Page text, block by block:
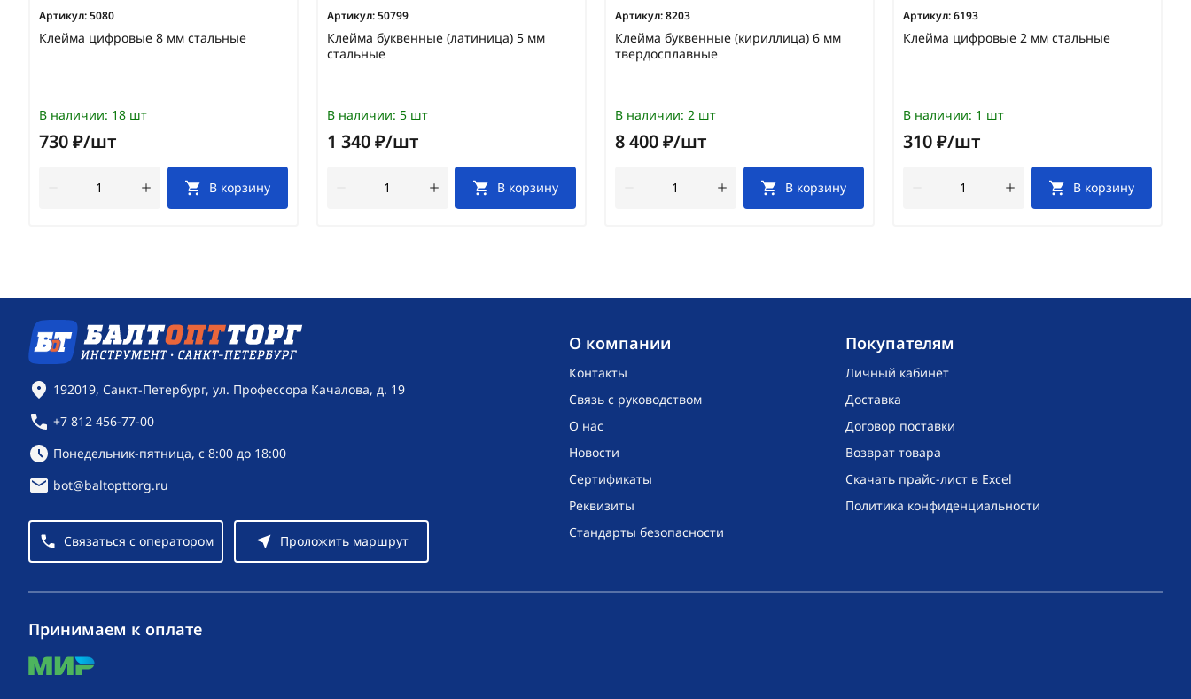
Артикул:5080
Клейма цифровые 8 мм стальные
В наличии: 18 шт
730 ₽/шт
В корзину
Артикул:50799
Клейма буквенные (латиница) 5 мм
стальные
В наличии: 5 шт
1 340 ₽/шт
В корзину
Артикул:8203
Клейма буквенные (кириллица) 6 мм
твердосплавные
В наличии: 2 шт
8 400 ₽/шт
В корзину
Артикул:6193
Клейма цифровые 2 мм стальные
В наличии: 1 шт
310 ₽/шт
В корзину
O компании
Контакты
Связь с руководством
О нас
Новости
Сертификаты
Реквизиты
Стандарты безопасности
Покупателям
Личный кабинет
Доставка
Договор поставки
Возврат товара
Скачать прайс-лист в Excel
Политика конфиденциальности
Контактная информация
192019, Санкт-Петербург, ул. Профессора Качалова, д. 19
+7 812 456-77-00
Режим работы:
Понедельник-пятница, с 8:00 до 18:00
bot@baltopttorg.ru
Связаться с оператором Проложить маршрут
Принимаем к оплате
mir